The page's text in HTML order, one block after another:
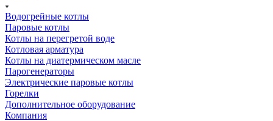
Водогрейные котлы
Паровые котлы
Котлы на перегретой воде
Котловая арматура
Котлы на диатермическом масле
Парогенераторы
Электрические паровые котлы
Горелки
Дополнительное оборудование
Компания